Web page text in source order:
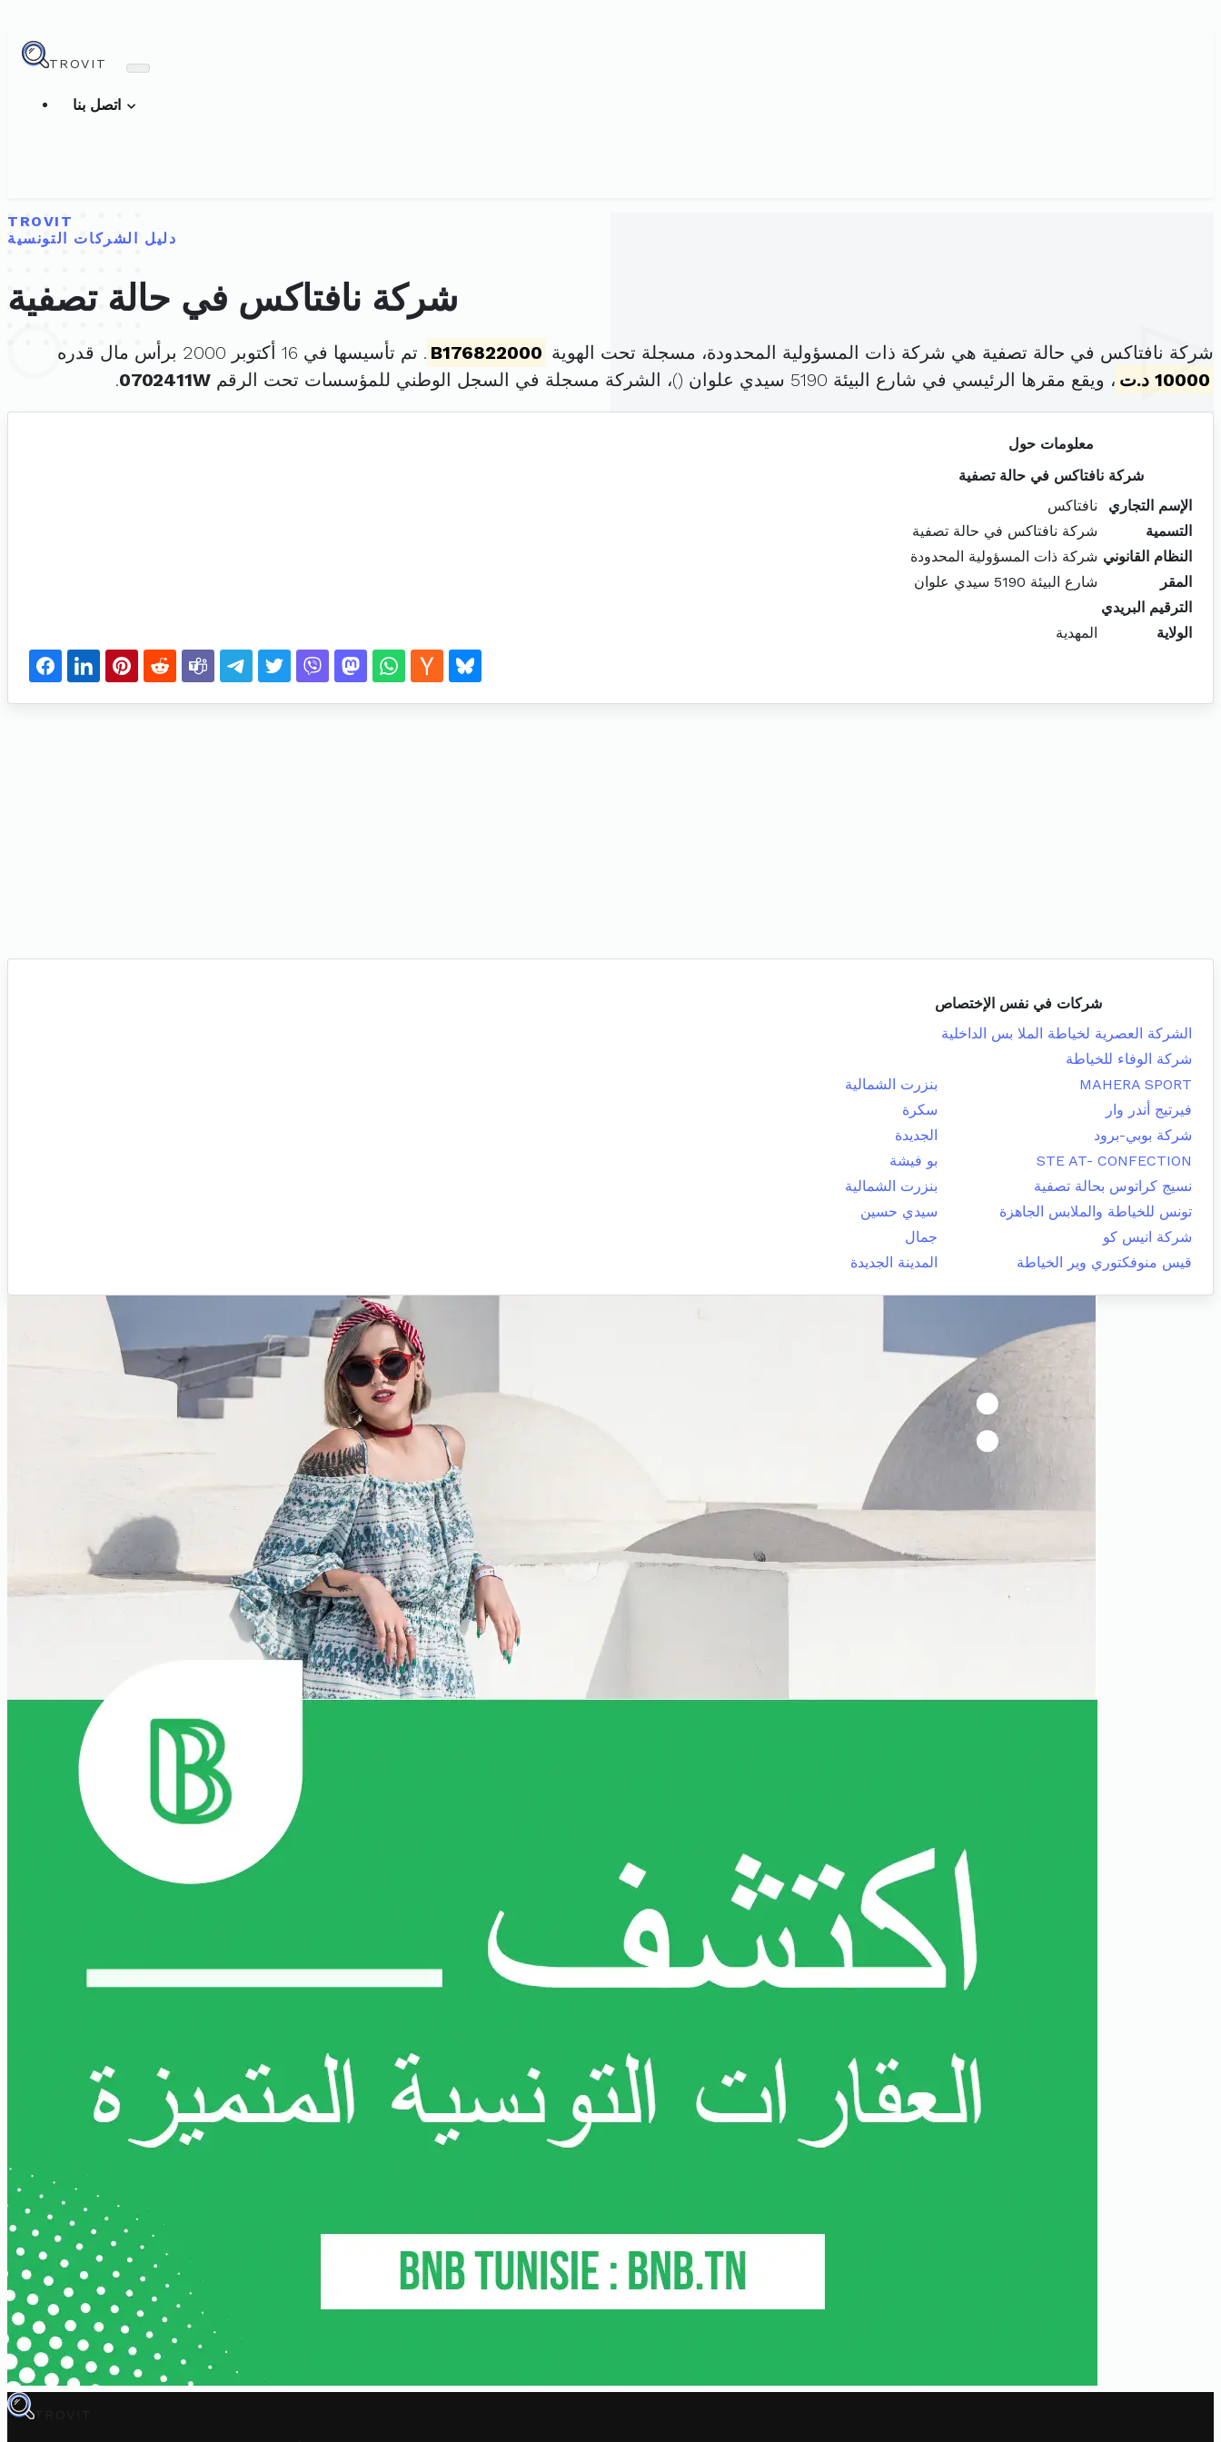
TROVIT
TROVIT
دليل الشركات التونسية
شركة نافتاكس في حالة تصفية
شركة نافتاكس في حالة تصفية هي شركة ذات المسؤولية المحدودة، مسجلة تحت الهوية B176822000 . تم تأسيسها في 16 أكتوبر 2000 برأس مال قدره
10000 د.ت
، ويقع مقرها الرئيسي في شارع البيئة 5190 سيدي علوان ( )، الشركة مسجلة في السجل الوطني للمؤسسات تحت الرقم 0702411W
.
معلومات حول
شركة نافتاكس في حالة تصفية
الإسم التجاري
نافتاكس
التسمية
شركة نافتاكس في حالة تصفية
النظام القانوني شركة ذات المسؤولية المحدودة
المقر
شارع البيئة 5190 سيدي علوان
الترقيم البريدي
الولاية
المهدية
شركات في نفس الإختصاص
الشركة العصرية لخياطة الملا بس الداخلية
شركة الوفاء للخياطة
MAHERA SPORT
بنزرت الشمالية
فيرتيج أندر وار
سكرة
شركة بوبي-برود
الجديدة
STE AT- CONFECTION
بو فيشة
نسيج كراتوس بحالة تصفية
بنزرت الشمالية
تونس للخياطة والملابس الجاهزة
سيدي حسين
شركة انيس كو
جمال
قيس منوفكتوري وير الخياطة
المدينة الجديدة
TROVIT